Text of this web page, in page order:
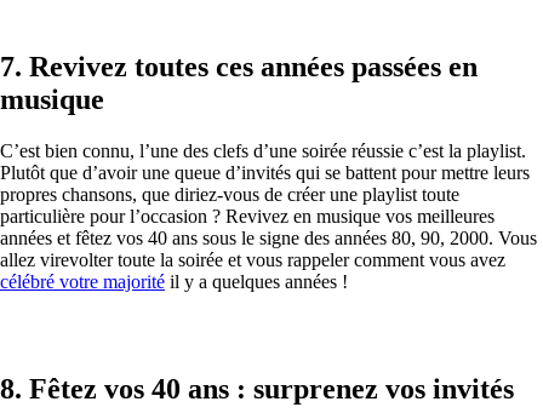
7. Revivez toutes ces années passées en
musique
C’est bien connu, l’une des clefs d’une soirée réussie c’est la playlist.
Plutôt que d’avoir une queue d’invités qui se battent pour mettre leurs
propres chansons, que diriez-vous de créer une playlist toute
particulière pour l’occasion ? Revivez en musique vos meilleures
années et fêtez vos 40 ans sous le signe des années 80, 90, 2000. Vous
allez virevolter toute la soirée et vous rappeler comment vous avez
célébré votre majorité il y a quelques années !
8. Fêtez vos 40 ans : surprenez vos invités